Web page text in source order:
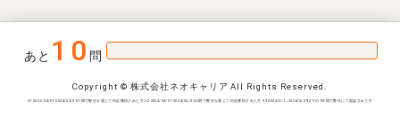
あと 10 問
Copyright © 株式会社ネオキャリア All Rights Reserved.
※1 2021/04/01-2024/03/31の間で弊社を通じて内定獲得された方 ※2 2023/03/01-2024/02/31の間で弊社を通じて内定獲得された方 ※3 2023/3/1~2024/2/29までの1年間で弊社にて面談された方